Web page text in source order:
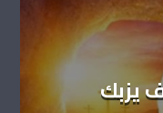
يزبك